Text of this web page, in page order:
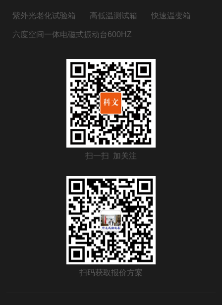
紫外光老化试验箱 高低温测试箱 快速温变箱
六度空间一体电磁式振动台600HZ
扫一扫 加关注
扫码获取报价方案